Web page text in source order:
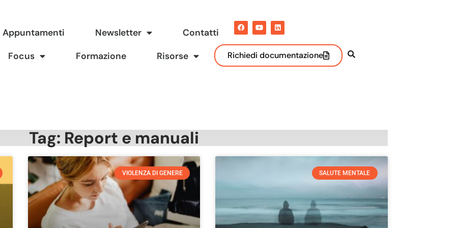
Appuntamenti Newsletter Contatti
Focus Formazione Risorse Richiedi documentazione
Tag: Report e manuali
VIOLENZA DI GENERE SALUTE MENTALE